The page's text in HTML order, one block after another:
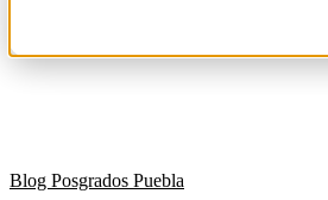
Blog Posgrados Puebla